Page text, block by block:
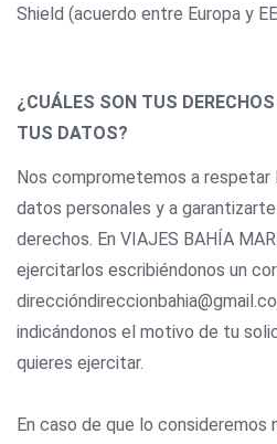
Shield (acuerdo entre Europa y
¿CUÁLES SON TUS
TUS DATOS?
Nos comprometemos a
datos personales y a
derechos. En VIAJES BAHÍA
ejercitarlos escribiéndonos un
indicándonos el motivo de tu
quieres ejercitar.
En caso de que lo consideremos